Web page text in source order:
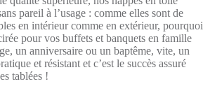
pareil à l’usage : comme elles sont de
en intérieur comme en extérieur, pourquoi
pour vos buffets et banquets en famille
un anniversaire ou un baptême, vite, un
et résistant et c’est le succès assuré
tablées !